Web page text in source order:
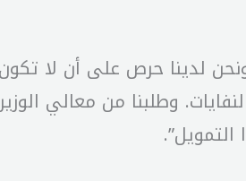
“أن اللقاء ناقش مسودة من 10 نقاط أساسية
وطلبنا من معالي